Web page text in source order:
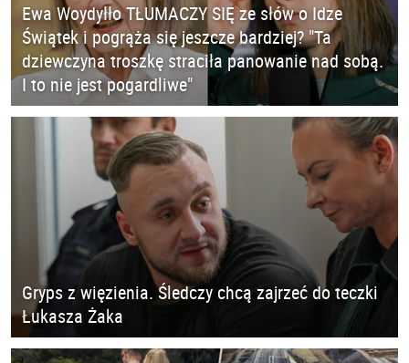
Ewa Woydyłło TŁUMACZY SIĘ ze słów o Idze
Świątek i pogrąża się jeszcze bardziej? "Ta
dziewczyna troszkę straciła panowanie nad sobą.
I to nie jest pogardliwe"
Gryps z więzienia. Śledczy chcą zajrzeć do teczki
Łukasza Żaka